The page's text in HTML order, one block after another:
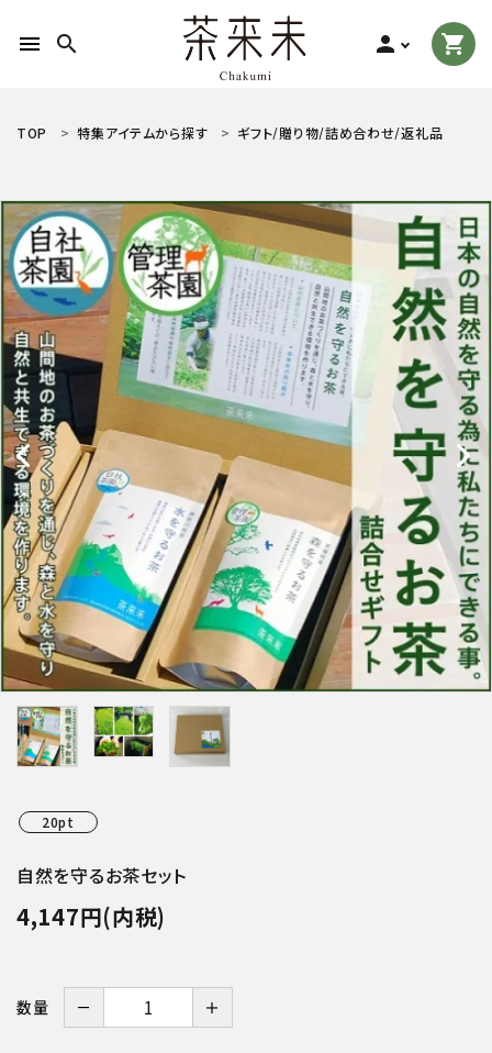
menu search person shopping_cart
search
ACCOUNT MENU
ようこそ ゲスト 様
meeting_room ログイン person 新規会員登録
お茶の種類から探す
食品から探す
ティーグッズから探す
特集アイテムから探す
ガイドライン
TOP 特集アイテムから探す ギフト/贈り物/詰め合わせ/返礼品
20pt
自然を守るお茶セット
4,147円(内税)
数量 － ＋